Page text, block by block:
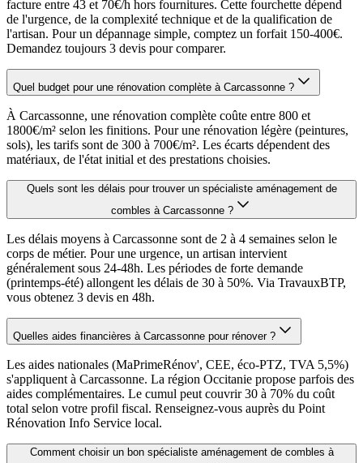
facture entre 43 et 70€/h hors fournitures. Cette fourchette dépend
de l'urgence, de la complexité technique et de la qualification de
l'artisan. Pour un dépannage simple, comptez un forfait 150-400€.
Demandez toujours 3 devis pour comparer.
Quel budget pour une rénovation complète à Carcassonne ?
À Carcassonne, une rénovation complète coûte entre 800 et
1800€/m² selon les finitions. Pour une rénovation légère (peintures,
sols), les tarifs sont de 300 à 700€/m². Les écarts dépendent des
matériaux, de l'état initial et des prestations choisies.
Quels sont les délais pour trouver un spécialiste aménagement de
combles à Carcassonne ?
Les délais moyens à Carcassonne sont de 2 à 4 semaines selon le
corps de métier. Pour une urgence, un artisan intervient
généralement sous 24-48h. Les périodes de forte demande
(printemps-été) allongent les délais de 30 à 50%. Via TravauxBTP,
vous obtenez 3 devis en 48h.
Quelles aides financières à Carcassonne pour rénover ?
Les aides nationales (MaPrimeRénov', CEE, éco-PTZ, TVA 5,5%)
s'appliquent à Carcassonne. La région Occitanie propose parfois des
aides complémentaires. Le cumul peut couvrir 30 à 70% du coût
total selon votre profil fiscal. Renseignez-vous auprès du Point
Rénovation Info Service local.
Comment choisir un bon spécialiste aménagement de combles à